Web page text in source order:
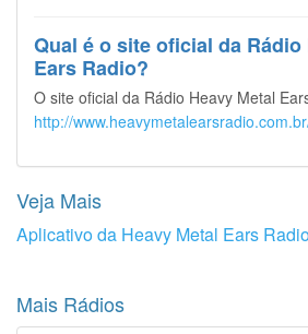
Qual é o site oficial da Rádio
Ears Radio?
O site oficial da Rádio Heavy Metal
http://
Veja Mais
Aplicativo da Heavy Metal Ears
Mais Rádios